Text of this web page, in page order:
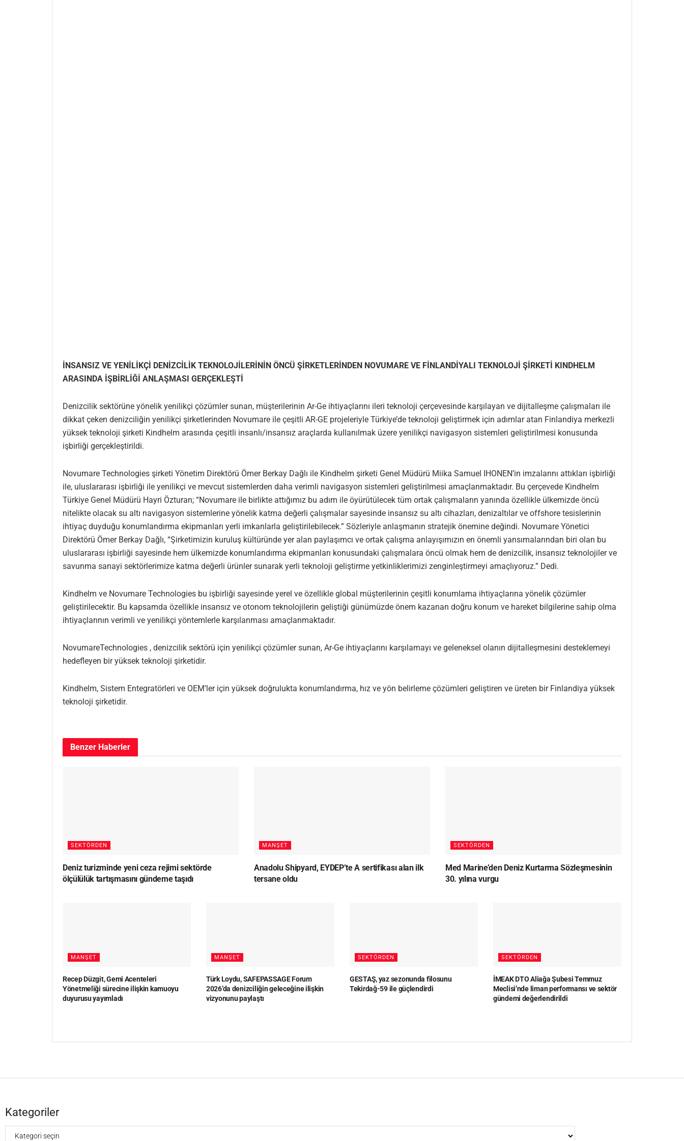
İNSANSIZ VE YENİLİKÇİ DENİZCİLİK TEKNOLOJİLERİNİN ÖNCÜ ŞİRKETLERİNDEN NOVUMARE VE FİNLANDİYALI TEKNOLOJİ ŞİRKETİ KINDHELM
ARASINDA İŞBİRLİĞİ ANLAŞMASI GERÇEKLEŞTİ
Denizcilik sektörüne yönelik yenilikçi çözümler sunan, müşterilerinin Ar-Ge ihtiyaçlarını ileri teknoloji çerçevesinde karşılayan ve dijitalleşme çalışmaları ile
dikkat çeken denizciliğin yenilikçi şirketlerinden Novumare ile çeşitli AR-GE projeleriyle Türkiye’de teknoloji geliştirmek için adımlar atan Finlandiya merkezli
yüksek teknoloji şirketi Kindhelm arasında çeşitli insanlı/insansız araçlarda kullanılmak üzere yenilikçi navigasyon sistemleri geliştirilmesi konusunda
işbirliği gerçekleştirildi.
Novumare Technologies şirketi Yönetim Direktörü Ömer Berkay Dağlı ile Kindhelm şirketi Genel Müdürü Miika Samuel IHONEN’in imzalarını attıkları işbirliği
ile, uluslararası işbirliği ile yenilikçi ve mevcut sistemlerden daha verimli navigasyon sistemleri geliştirilmesi amaçlanmaktadır. Bu çerçevede Kindhelm
Türkiye Genel Müdürü Hayri Özturan; “Novumare ile birlikte attığımız bu adım ile öyürütülecek tüm ortak çalışmaların yanında özellikle ülkemizde öncü
nitelikte olacak su altı navigasyon sistemlerine yönelik katma değerli çalışmalar sayesinde insansız su altı cihazları, denizaltılar ve offshore tesislerinin
ihtiyaç duyduğu konumlandırma ekipmanları yerli imkanlarla geliştirilebilecek.” Sözleriyle anlaşmanın stratejik önemine değindi. Novumare Yönetici
Direktörü Ömer Berkay Dağlı, “Şirketimizin kuruluş kültüründe yer alan paylaşımcı ve ortak çalışma anlayışımızın en önemli yansımalarından biri olan bu
uluslararası işbirliği sayesinde hem ülkemizde konumlandırma ekipmanları konusundaki çalışmalara öncü olmak hem de denizcilik, insansız teknolojiler ve
savunma sanayi sektörlerimize katma değerli ürünler sunarak yerli teknoloji geliştirme yetkinliklerimizi zenginleştirmeyi amaçlıyoruz.” Dedi.
Kindhelm ve Novumare Technologies bu işbirliği sayesinde yerel ve özellikle global müşterilerinin çeşitli konumlama ihtiyaçlarına yönelik çözümler
geliştirilecektir. Bu kapsamda özellikle insansız ve otonom teknolojilerin geliştiği günümüzde önem kazanan doğru konum ve hareket bilgilerine sahip olma
ihtiyaçlarının verimli ve yenilikçi yöntemlerle karşılanması amaçlanmaktadır.
NovumareTechnologies , denizcilik sektörü için yenilikçi çözümler sunan, Ar-Ge ihtiyaçlarını karşılamayı ve geleneksel olanın dijitalleşmesini desteklemeyi
hedefleyen bir yüksek teknoloji şirketidir.
Kindhelm, Sistem Entegratörleri ve OEM’ler için yüksek doğrulukta konumlandırma, hız ve yön belirleme çözümleri geliştiren ve üreten bir Finlandiya yüksek
teknoloji şirketidir.
Benzer Haberler
SEKTÖRDEN
Deniz turizminde yeni ceza rejimi sektörde
ölçülülük tartışmasını gündeme taşıdı
MANŞET
Anadolu Shipyard, EYDEP’te A sertifikası alan ilk
tersane oldu
SEKTÖRDEN
Med Marine’den Deniz Kurtarma Sözleşmesinin
30. yılına vurgu
MANŞET
Recep Düzgit, Gemi Acenteleri
Yönetmeliği sürecine ilişkin kamuoyu
duyurusu yayımladı
MANŞET
Türk Loydu, SAFEPASSAGE Forum
2026’da denizciliğin geleceğine ilişkin
vizyonunu paylaştı
SEKTÖRDEN
GESTAŞ, yaz sezonunda filosunu
Tekirdağ-59 ile güçlendirdi
SEKTÖRDEN
İMEAK DTO Aliağa Şubesi Temmuz
Meclisi’nde liman performansı ve sektör
gündemi değerlendirildi
Kategoriler